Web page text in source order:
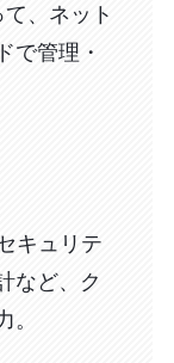
、ネット
で管理・
キュリテ
など、ク
。